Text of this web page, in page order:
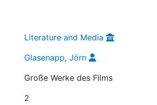
Literature and Media
Glasenapp, Jörn
Große Werke des Films
2